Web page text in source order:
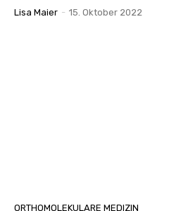
Lisa Maier - 15. Oktober 2022
ORTHOMOLEKULARE MEDIZIN